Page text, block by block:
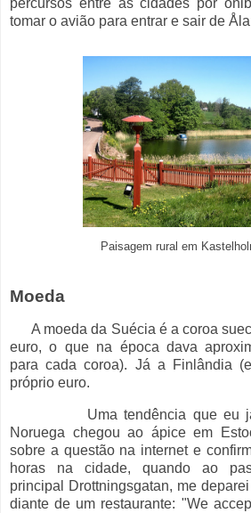
percursos entre as cidades por
tomar o avião para entrar e sair de
Paisagem rural em
Moeda
A moeda da Suécia é a coroa
euro, o que na época dava
para cada coroa). Já a Finlândia
próprio euro.
Uma tendência que eu já
Noruega chegou ao ápice em
sobre a questão na internet e
horas na cidade, quando ao
principal Drottningsgatan, me
diante de um restaurante: "We